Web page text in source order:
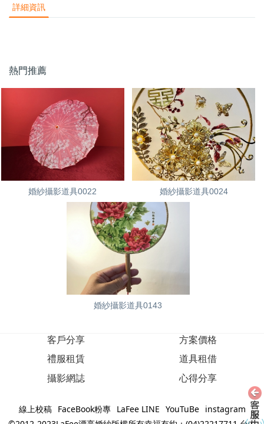
詳細資訊
熱門推薦
婚紗攝影道具0022 婚紗攝影道具0024
婚紗攝影道具0143
客戶分享
方案價格
禮服租賃
道具租借
攝影網誌
心得分享
線上校稿 FaceBook粉專 LaFee LINE YouTuBe
instagram